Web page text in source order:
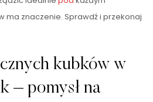
ma znaczenie. Sprawdź i przekonaj
kubków w
– pomysł na